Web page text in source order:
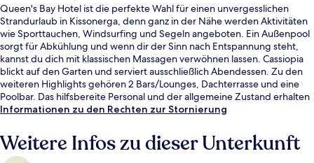
Queen's Bay Hotel ist die perfekte Wahl für einen unvergesslichen
Strandurlaub in Kissonerga, denn ganz in der Nähe werden Aktivitäten
wie Sporttauchen, Windsurfing und Segeln angeboten. Ein Außenpool
sorgt für Abkühlung und wenn dir der Sinn nach Entspannung steht,
kannst du dich mit klassischen Massagen verwöhnen lassen. Cassiopia
blickt auf den Garten und serviert ausschließlich Abendessen. Zu den
weiteren Highlights gehören 2 Bars/Lounges, Dachterrasse und eine
Poolbar. Das hilfsbereite Personal und der allgemeine Zustand erhalten
gute Bewertungen von anderen Reisenden.
Informationen zu den Rechten zur Stornierung
Weitere Infos zu dieser Unterkunft